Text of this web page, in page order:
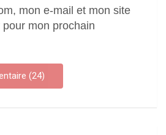
mon e-mail et mon site
mon prochain